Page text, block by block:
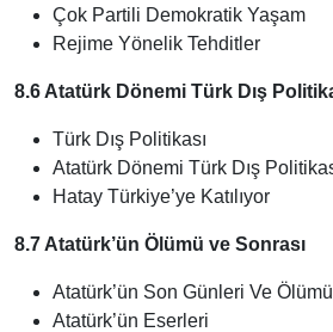
Çok Partili Demokratik Yaşam
Rejime Yönelik Tehditler
8.6 Atatürk Dönemi Türk Dış
Türk Dış Politikası
Atatürk Dönemi Türk Dış
Hatay Türkiye’ye Katılıyor
8.7 Atatürk’ün Ölümü ve Sonrası
Atatürk’ün Son Günleri Ve Ölümü
Atatürk’ün Eserleri